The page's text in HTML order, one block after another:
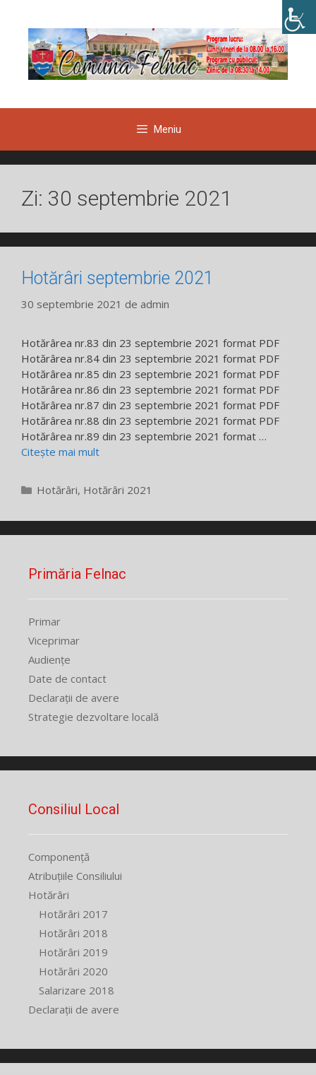
conținut
Meniu
Zi: 30 septembrie 2021
Hotărâri septembrie 2021
30 septembrie 2021 de admin
Hotărârea nr.83 din 23 septembrie 2021 format PDF
Hotărârea nr.84 din 23 septembrie 2021 format PDF
Hotărârea nr.85 din 23 septembrie 2021 format PDF
Hotărârea nr.86 din 23 septembrie 2021 format PDF
Hotărârea nr.87 din 23 septembrie 2021 format PDF
Hotărârea nr.88 din 23 septembrie 2021 format PDF
Hotărârea nr.89 din 23 septembrie 2021 format …
Citește mai mult
Categorii
Hotărâri, Hotărâri 2021
Primăria Felnac
Primar
Viceprimar
Audiențe
Date de contact
Declarații de avere
Strategie dezvoltare locală
Consiliul Local
Componență
Atribuțiile Consiliului
Hotărâri
Hotărâri 2017
Hotărâri 2018
Hotărâri 2019
Hotărâri 2020
Salarizare 2018
Declarații de avere